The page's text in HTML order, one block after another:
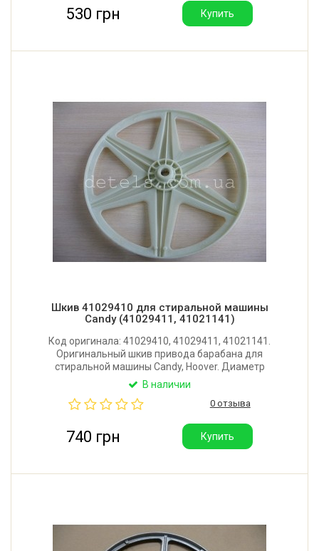
530 грн Купить
Шкив 41029410 для стиральной машины
Candy (41029411, 41021141)
Код оригинала: 41029410, 41029411, 41021141.
Оригинальный шкив привода барабана для
стиральной машины Candy, Hoover. Диаметр
внешний: 280 мм. Высота общая: 25 мм. Посадочное
В наличии
0 отзыва
740 грн Купить